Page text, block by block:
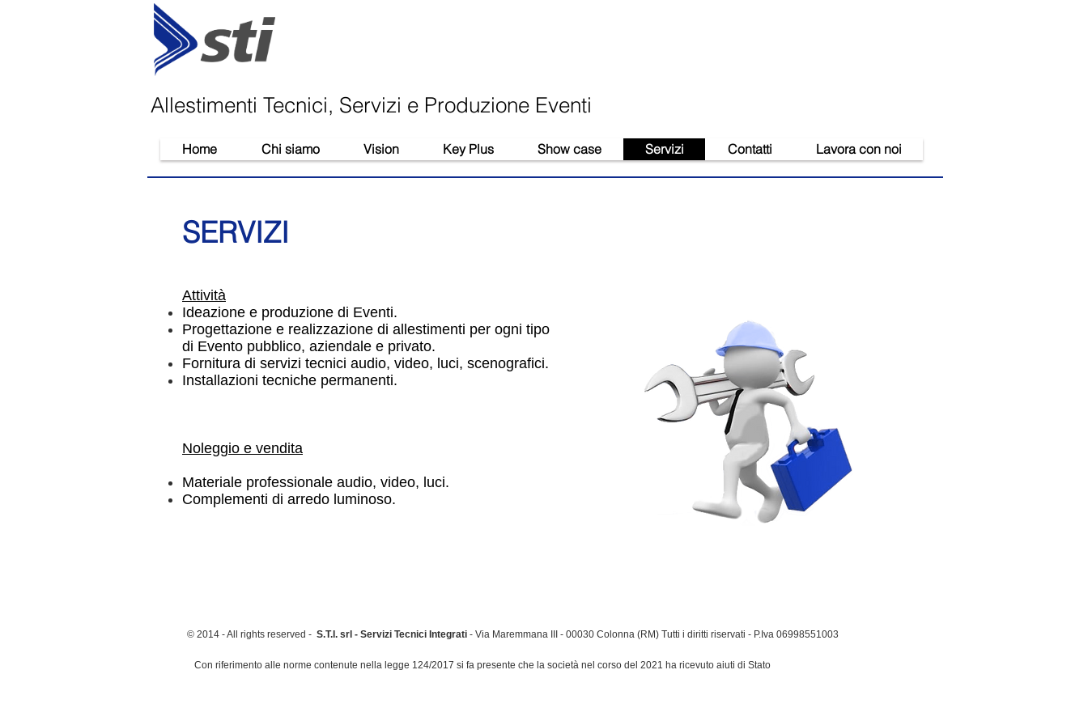
Allestimenti Tecnici, Servizi e Produzione Eventi
Home Chi siamo Vision Key Plus Show case Servizi Contatti Lavora con noi
SERVIZI
Attività
Ideazione e produzione di Eventi.
Progettazione e realizzazione di allestimenti per ogni tipo
di Evento pubblico, aziendale e privato.
Fornitura di servizi tecnici audio, video, luci, scenografici.
Installazioni tecniche permanenti.
Noleggio e vendita
Materiale professionale audio, video, luci.
Complementi di arredo luminoso.
© 2014 - All rights reserved - S.T.I. srl - Servizi Tecnici Integrati - Via Maremmana III - 00030 Colonna (RM) Tutti i diritti riservati - P.Iva 06998551003
Con riferimento alle norme contenute nella legge 124/2017 si fa presente che la società nel corso del 2021 ha ricevuto aiuti di Stato